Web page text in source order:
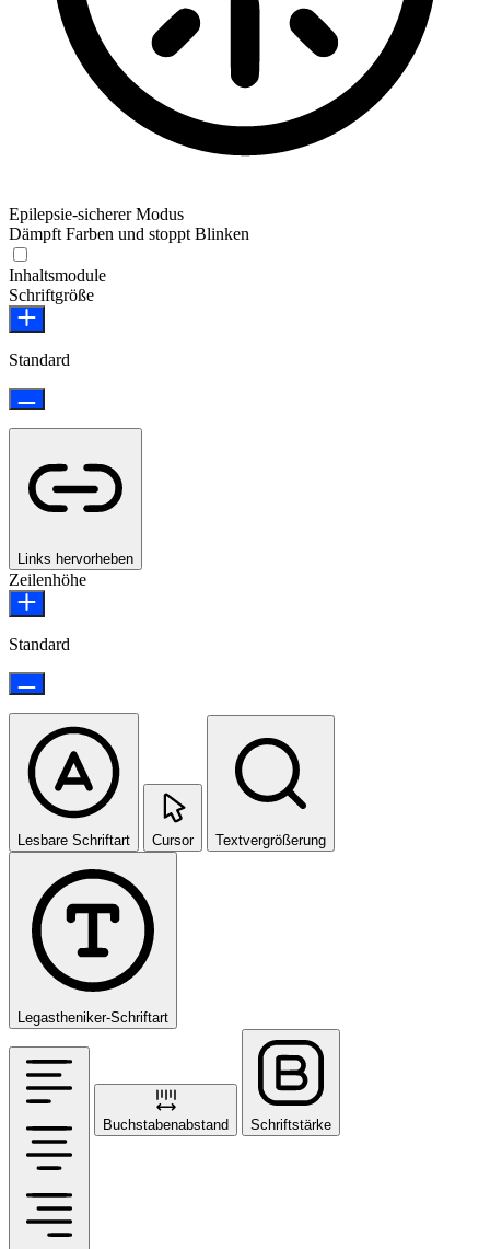
Epilepsie-sicherer Modus
Dämpft Farben und stoppt Blinken
Inhaltsmodule
Schriftgröße
Standard
Links hervorheben
Zeilenhöhe
Standard
Lesbare Schriftart Cursor Textvergrößerung
Legastheniker-Schriftart
Buchstabenabstand Schriftstärke